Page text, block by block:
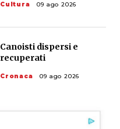
Cultura 09 ago 2026
Canoisti dispersi e
recuperati
Cronaca 09 ago 2026